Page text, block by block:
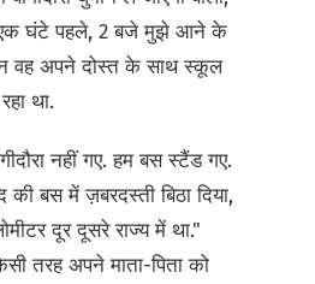
घंटे पहले, 2 बजे मुझे आने के
वह अपने दोस्त के साथ स्कूल
था.
नहीं गए. हम बस स्टैंड गए.
बस में ज़बरदस्ती बिठा दिया,
दूर दूसरे राज्य में था."
तरह अपने माता-पिता को